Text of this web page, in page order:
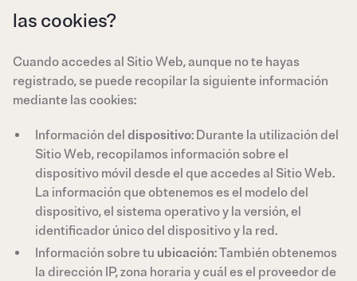
las cookies?
Cuando accedes al Sitio Web, aunque no te hayas
registrado, se puede recopilar la siguiente información
mediante las cookies:
Información del dispositivo: Durante la utilización del
Sitio Web, recopilamos información sobre el
dispositivo móvil desde el que accedes al Sitio Web.
La información que obtenemos es el modelo del
dispositivo, el sistema operativo y la versión, el
identificador único del dispositivo y la red.
Información sobre tu ubicación: También obtenemos
la dirección IP, zona horaria y cuál es el proveedor de